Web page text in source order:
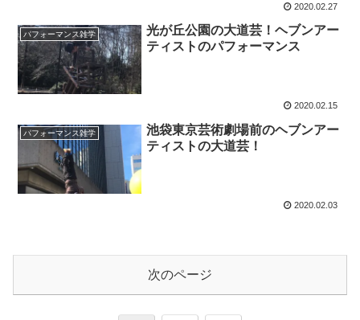
2020.02.27
パフォーマンス雑学
光が丘公園の大道芸！ヘブンアー
ティストのパフォーマンス
2020.02.15
パフォーマンス雑学
池袋東京芸術劇場前のヘブンアー
ティストの大道芸！
2020.02.03
次のページ